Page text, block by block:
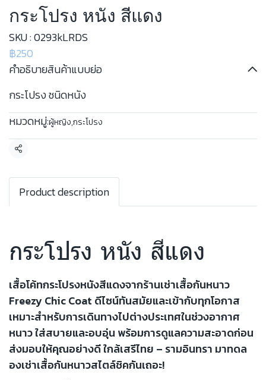
กระโปรง หนัง สีแดง
SKU : 0293kLRDS
฿250
คำอธิบายสินค้าแบบย่อ
กระโปรง ชนิดหนัง
หมวดหมู่:ผู้หญิง,กระโปรง
แชร์
Product description
กระโปรง หนัง สีแดง
เสื้อโค้ทกระโปรงหนังสีแดงจากร้านเช่าเสื้อกันหนาว
Freezy Chic Coat ดีไซน์ทันสมัยและเข้ากับทุกโอกาส
เหมาะสำหรับการเดินทางไปต่างประเทศในช่วงอากาศ
หนาว ใส่สบายและอบอุ่น พร้อมการดูแลความสะอาดก่อน
ส่งมอบให้คุณอย่างดี ใกล้เสรีไทย – รามอินทรา มาทดล
องเช่าเสื้อกันหนาวสไตล์ชิคกันเถอะ!